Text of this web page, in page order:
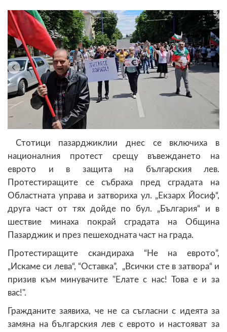
Стотици пазарджиклии днес се включиха в
националния протест срещу въвеждането на
еврото и в защита на българския лев.
Протестиращите се събраха пред сградата на
Областната управа и затвориха ул. „Екзарх Йосиф“,
друга част от тях дойде по бул. „България“ и в
шествие минаха покрай сградата на Община
Пазарджик и през пешеходната част на града.
Протестиращите скандираха “Не на еврото”,
„Искаме си лева“, “Оставка”, „Всички сте в затвора“ и
призив към минувачите "Елате с нас! Това е и за
вас!".
Гражданите заявиха, че не са съгласни с идеята за
замяна на българския лев с еврото и настояват за